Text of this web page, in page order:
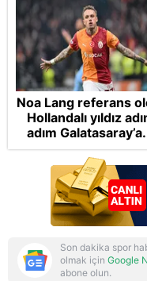
Noa Lang referans
Hollandalı yıldız
adım
Son dakika spor
olmak için Google
abone olun.